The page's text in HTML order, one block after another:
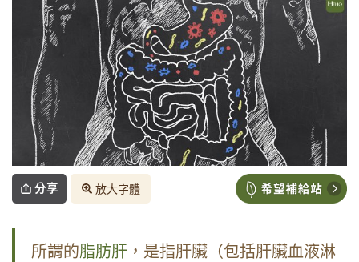
分享 放大字體
所謂的脂肪肝 ，是指肝臟（包括肝臟血液淋